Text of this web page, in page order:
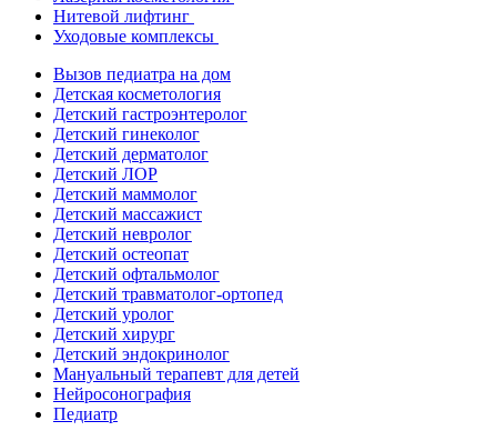
Нитевой лифтинг
Уходовые комплексы
Вызов педиатра на дом
Детская косметология
Детский гастроэнтеролог
Детский гинеколог
Детский дерматолог
Детский ЛОР
Детский маммолог
Детский массажист
Детский невролог
Детский остеопат
Детский офтальмолог
Детский травматолог-ортопед
Детский уролог
Детский хирург
Детский эндокринолог
Мануальный терапевт для детей
Нейросонография
Педиатр